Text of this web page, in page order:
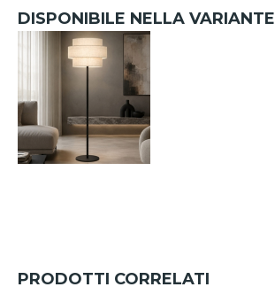
DISPONIBILE NELLA VARIANTE
PRODOTTI CORRELATI